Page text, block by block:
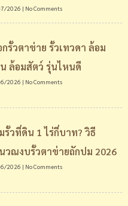
2026 No Comments
กรั้วตาข่าย รั้วเทวดา ล้อม
ล้อมสัตว์ รุ่นไหนดี
2026 No Comments
รั้วที่ดิน 1 ไร่กี่บาท? วิธี
วณงบรั้วตาข่ายถักปม 2026
2026 No Comments